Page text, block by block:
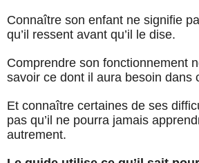
Connaître son enfant ne signifie
qu’il ressent avant qu’il le dise.
Comprendre son fonctionnement
savoir ce dont il aura besoin dans
Et connaître certaines de ses
pas qu’il ne pourra jamais
autrement.